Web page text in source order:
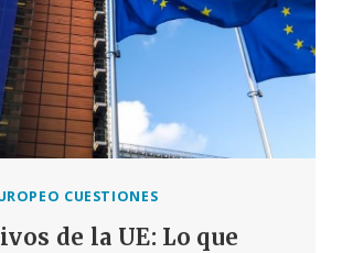
CUESTIONES
de la UE: Lo que